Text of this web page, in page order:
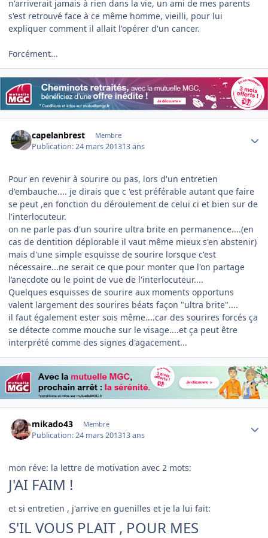
n'arriverait jamais à rien dans la vie, un ami de mes parents
s'est retrouvé face à ce même homme, vieilli, pour lui
expliquer comment il allait l'opérer d'un cancer.
Forcément...
capelanbrest Membre
Publication:24 mars 201313 ans
Pour en revenir à sourire ou pas, lors d'un entretien
d'embauche.... je dirais que c 'est préférable autant que faire
se peut ,en fonction du déroulement de celui ci et bien sur de
l'interlocuteur.
on ne parle pas d'un sourire ultra brite en permanence....(en
cas de dentition déplorable il vaut même mieux s'en abstenir)
mais d'une simple esquisse de sourire lorsque c'est
nécessaire...ne serait ce que pour monter que l'on partage
l’anecdote ou le point de vue de l'interlocuteur....
Quelques esquisses de sourire aux moments opportuns
valent largement des sourires béats façon "ultra brite"....
il faut également ester sois même....car des sourires forcés ça
se détecte comme mouche sur le visage....et ça peut être
interprété comme des signes d'agacement...
mikado43 Membre
Publication:24 mars 201313 ans
mon réve: la lettre de motivation avec 2 mots:
J'AI FAIM !
et si entretien , j'arrive en guenilles et je la lui fait:
S'IL VOUS PLAIT , POUR MES